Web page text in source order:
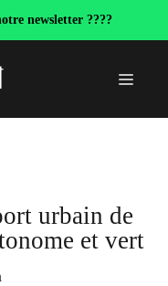
newsletter ????
Menu
urbain de
et vert